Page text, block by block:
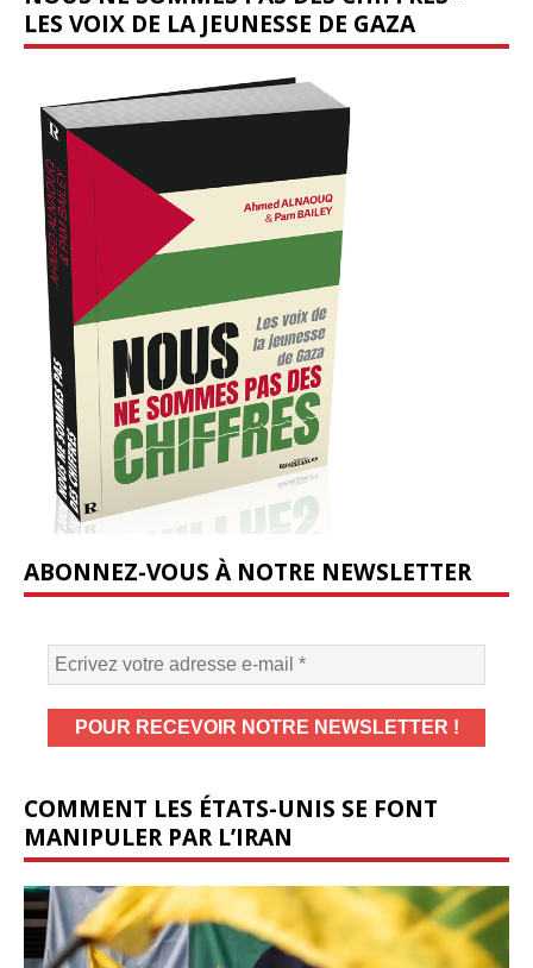
LES VOIX DE LA JEUNESSE DE GAZA
ABONNEZ-VOUS À NOTRE NEWSLETTER
COMMENT LES ÉTATS-UNIS SE FONT
MANIPULER PAR L’IRAN